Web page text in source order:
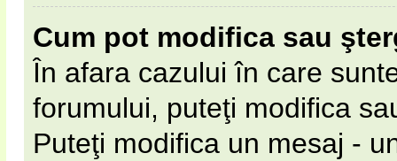
Cum pot modifica sau
În afara cazului în care
forumului, puteţi modifica
Puteţi modifica un mesaj -